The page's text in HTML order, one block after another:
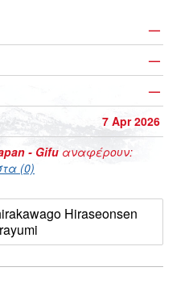
—
—
—
7 Apr 2026
- Gifu αναφέρουν:
(0)
Hiraseonsen